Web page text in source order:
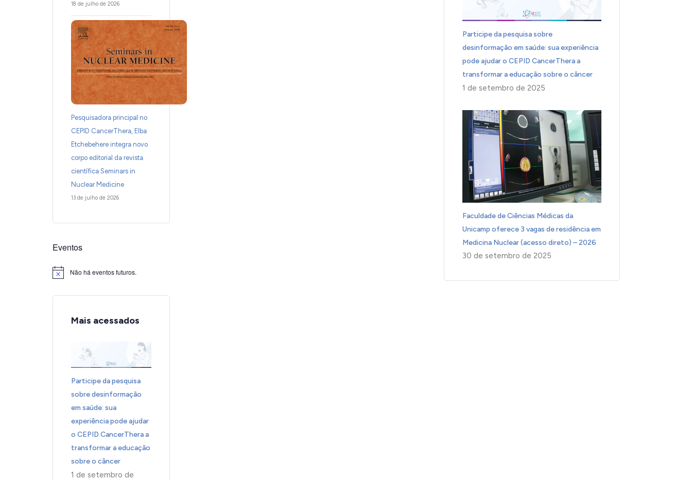
18 de julho de 2026
Pesquisadora principal no
CEPID CancerThera, Elba
Etchebehere integra novo
corpo editorial da revista
científica Seminars in
Nuclear Medicine
13 de julho de 2026
Eventos
Notice Não há eventos futuros.
Mais acessados
Participe da pesquisa
sobre desinformação
em saúde: sua
experiência pode ajudar
o CEPID CancerThera a
transformar a educação
sobre o câncer
1 de setembro de
Participe da pesquisa sobre
desinformação em saúde: sua experiência
pode ajudar o CEPID CancerThera a
transformar a educação sobre o câncer
1 de setembro de 2025
Faculdade de Ciências Médicas da
Unicamp oferece 3 vagas de residência em
Medicina Nuclear (acesso direto) – 2026
30 de setembro de 2025